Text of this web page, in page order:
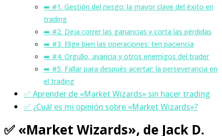
➡️ #1. Gestión del riesgo: la mayor clave del éxito en
trading
➡️ #2. Deja correr las ganancias y corta las pérdidas
➡️ #3. Elige bien las operaciones: ten paciencia
➡️ #4. Orgullo, avaricia y otros enemigos del trader
➡️ #5. Fallar para después acertar: la perseverancia en
el trading
✅ Aprender de «Market Wizards» sin hacer trading
✅ ¿Cuál es mi opinión sobre «Market Wizards»?
✅«Market Wizards», de Jack D.